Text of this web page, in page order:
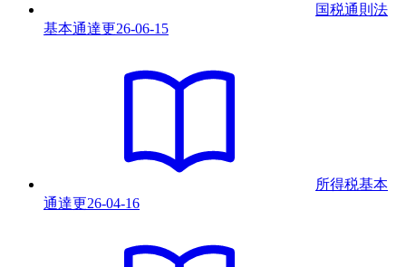
国税通則法
基本通達更26-06-15
所得税基本
通達更26-04-16